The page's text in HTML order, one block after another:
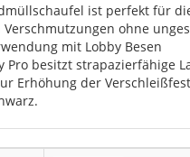
ist perfekt für
ohne
mit Lobby Besen
Pro besitzt strapazierfähige
Erhöhung der